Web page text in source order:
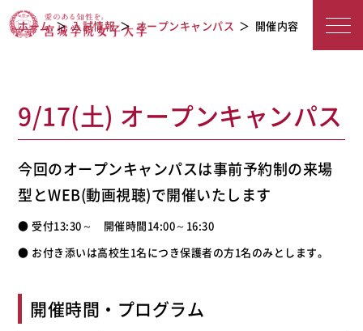
オープンキャンパス
ホーム 入試情報 オープンキャンパス 開催内容
9/17(土) オープンキャンパス
今回のオープンキャンパスは事前予約制の来場
型とWEB(動画視聴)で開催いたします
● 受付13:30～ 開催時間14:00～16:30
● お付き添いは高校生1名につき保護者の方1名のみとします。
開催時間・プログラム